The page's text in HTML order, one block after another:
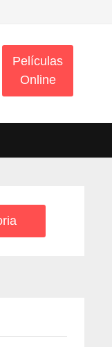
Películas
Online